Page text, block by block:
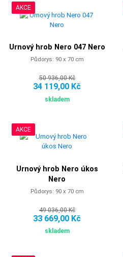
AKCE
Urnový hrob Nero 047 Nero
Půdorys: 90 x 70 cm
50 936,00 Kč
34 119,00 Kč
skladem
AKCE
Urnový hrob Nero úkos
Nero
Půdorys: 90 x 70 cm
49 036,00 Kč
33 669,00 Kč
skladem